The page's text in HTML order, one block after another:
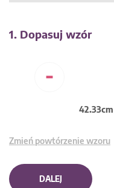
1. Dopasuj wzór
-
Zmień powtórzenie wzoru
DALEJ